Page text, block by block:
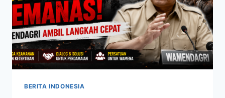
BERITA INDONESIA